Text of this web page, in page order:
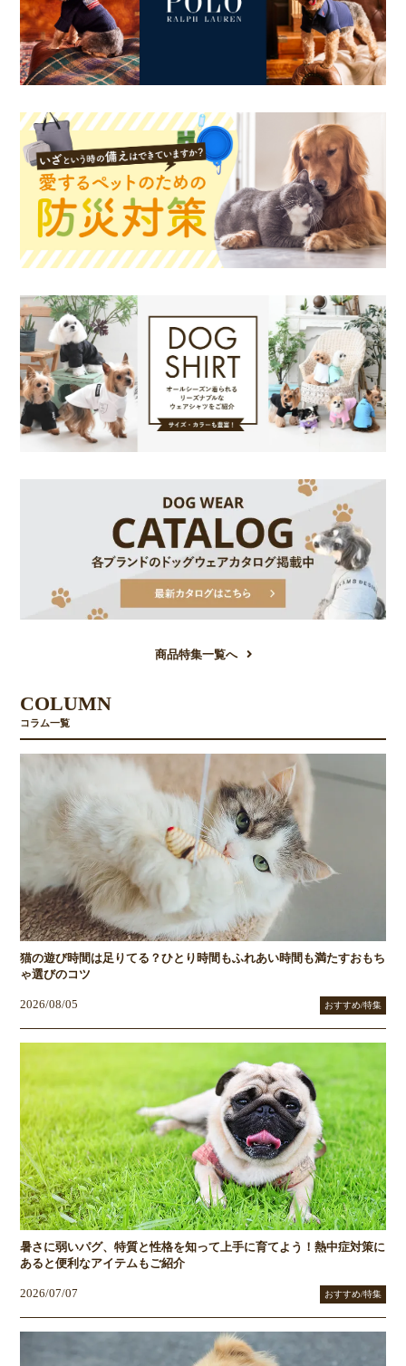
商品特集一覧へ
COLUMN
コラム一覧
猫の遊び時間は足りてる？ひとり時間もふれあい時間も満たすおもち
ゃ選びのコツ
2026/08/05 おすすめ/特集
暑さに弱いパグ、特質と性格を知って上手に育てよう！熱中症対策に
あると便利なアイテムもご紹介
2026/07/07 おすすめ/特集